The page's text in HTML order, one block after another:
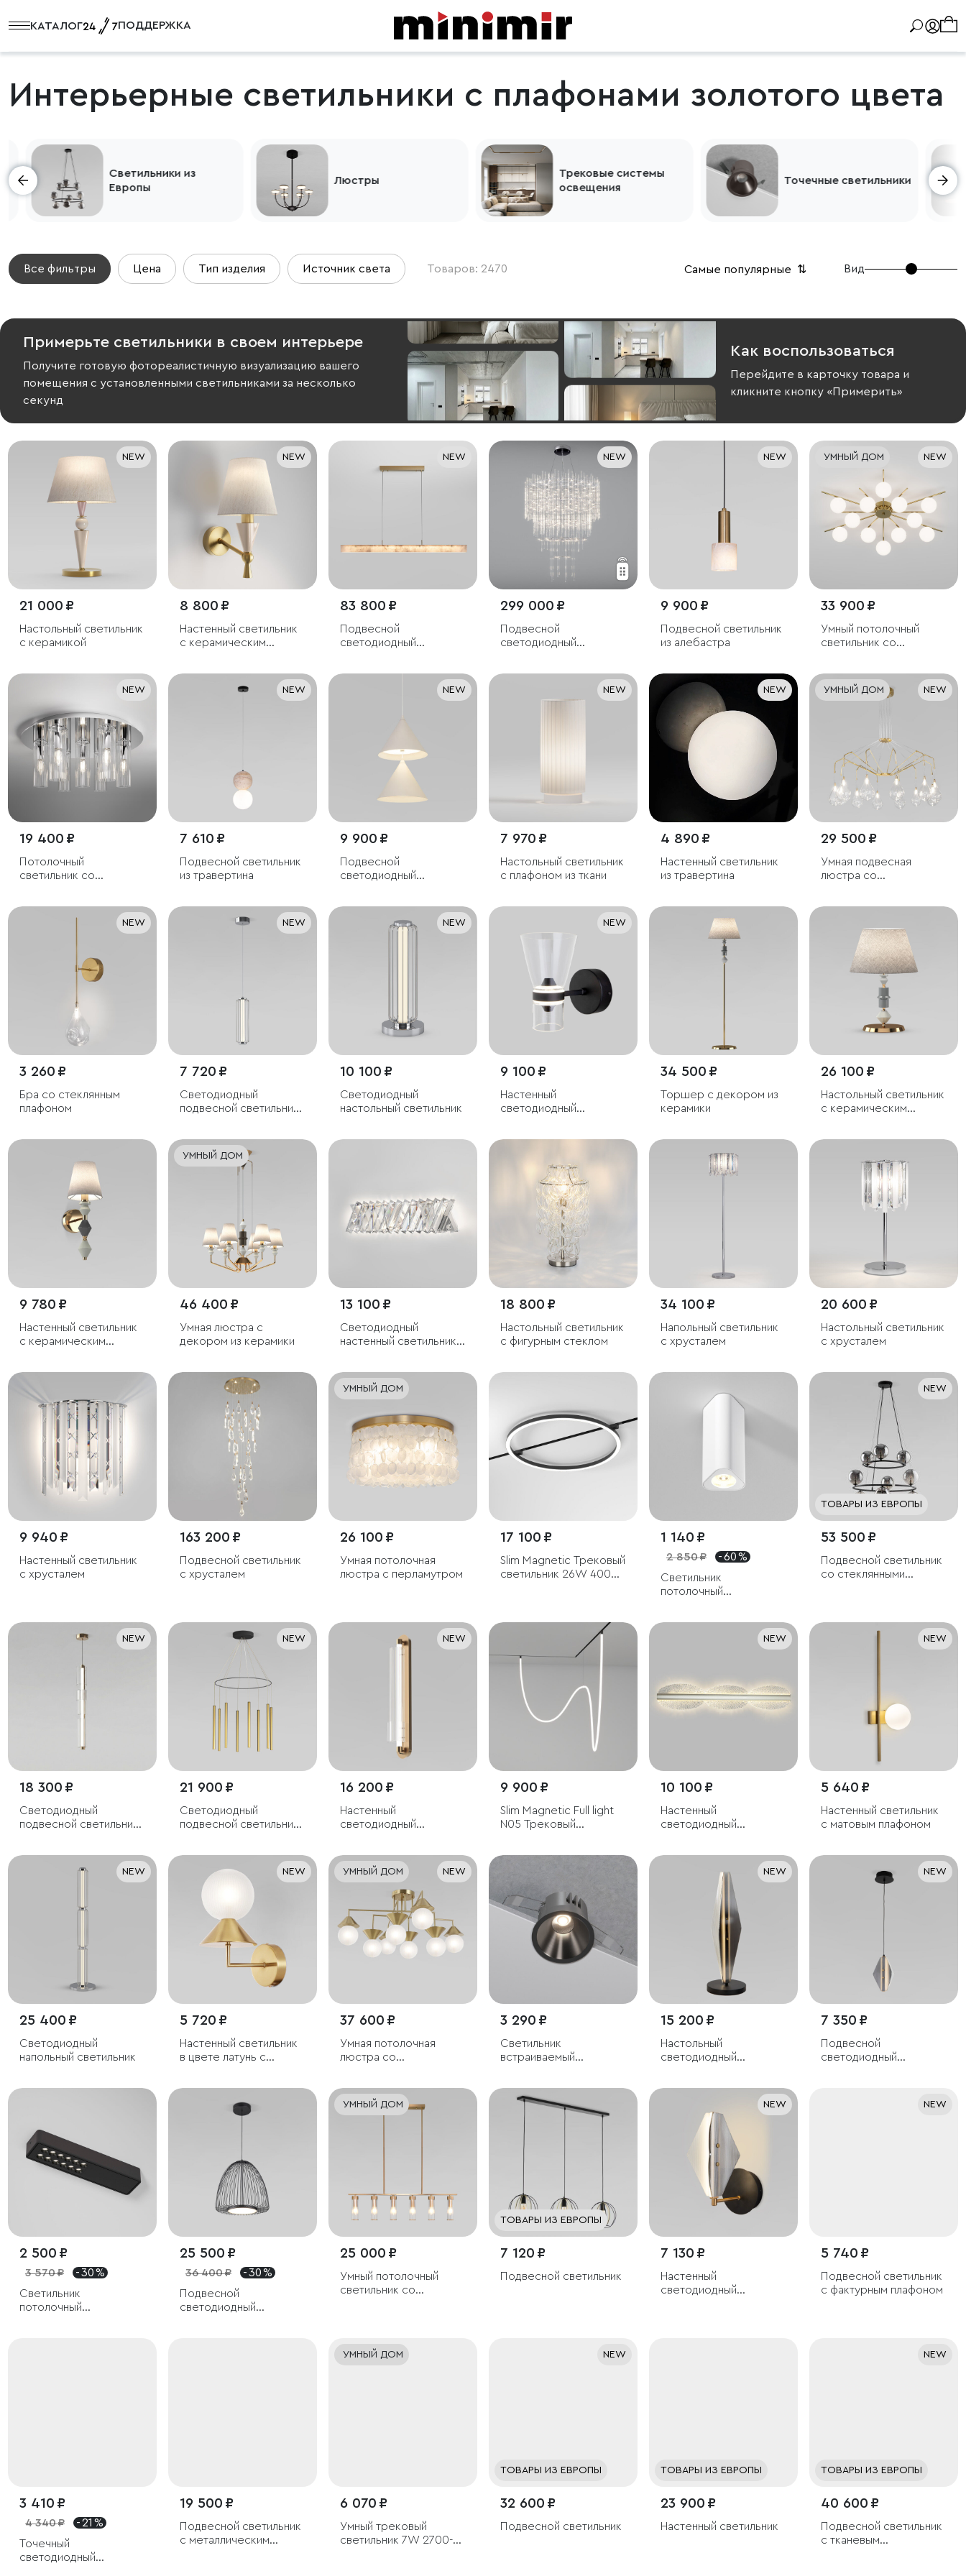
КАТАЛОГ ПОДДЕРЖКА
Интерьерные светильники с плафонами золотого цвета
Светильники из
Европы
Люстры
Трековые системы
освещения
Точечные светильники
Все фильтры Цена Тип изделия Источник света Товаров: 2470 Самые популярные ⇅ Вид
Примерьте светильники в своем интерьере
Получите готовую фотореалистичную визуализацию вашего
помещения с установленными светильниками за несколько
секунд
Как воспользоваться
Перейдите в карточку товара и
кликните кнопку «Примерить»
NEW
21 000 ₽
Настольный светильник
с керамикой
NEW
8 800 ₽
Настенный светильник
с керамическим
NEW
83 800 ₽
Подвесной
светодиодный
NEW
299 000 ₽
Подвесной
светодиодный
NEW
9 900 ₽
Подвесной светильник
из алебастра
УМНЫЙ ДОМ NEW
33 900 ₽
Умный потолочный
светильник со
лампочку G9
NEW
19 400 ₽
Потолочный
светильник со
NEW
7 610 ₽
Подвесной светильник
из травертина
NEW
9 900 ₽
Подвесной
светодиодный
NEW
7 970 ₽
Настольный светильник
с плафоном из ткани
NEW
4 890 ₽
Настенный светильник
из травертина
УМНЫЙ ДОМ NEW
29 500 ₽
Умная подвесная
люстра со
NEW
3 260 ₽
Бра со стеклянным
плафоном
NEW
7 720 ₽
Светодиодный
подвесной светильник
NEW
10 100 ₽
Светодиодный
настольный светильник
NEW
9 100 ₽
Настенный
светодиодный
34 500 ₽
Торшер с декором из
керамики
26 100 ₽
Настольный светильник
с керамическим
9 780 ₽
Настенный светильник
с керамическим
УМНЫЙ ДОМ
46 400 ₽
Умная люстра с
декором из керамики
13 100 ₽
Светодиодный
настенный светильник с
18 800 ₽
Настольный светильник
с фигурным стеклом
34 100 ₽
Напольный светильник
с хрусталем
20 600 ₽
Настольный светильник
с хрусталем
9 940 ₽
Настенный светильник
с хрусталем
163 200 ₽
Подвесной светильник
с хрусталем
УМНЫЙ ДОМ
26 100 ₽
Умная потолочная
люстра с перламутром
17 100 ₽
Slim Magnetic Трековый
светильник 26W 4000K
1 140 ₽
2 850 ₽
- 60 %
Светильник
потолочный
NEW
ТОВАРЫ ИЗ ЕВРОПЫ
53 500 ₽
Подвесной светильник
со стеклянными
NEW
18 300 ₽
Светодиодный
подвесной светильник
2700/3000/4200 К
NEW
21 900 ₽
Светодиодный
подвесной светильник
NEW
16 200 ₽
Настенный
светодиодный
цветовой температуры
2700/3000/4200 К
9 900 ₽
Slim Magnetic Full light
N05 Трековый
NEW
10 100 ₽
Настенный
светодиодный
NEW
5 640 ₽
Настенный светильник
с матовым плафоном
NEW
25 400 ₽
Светодиодный
напольный светильник
NEW
5 720 ₽
Настенный светильник
в цвете латунь с
УМНЫЙ ДОМ NEW
37 600 ₽
Умная потолочная
люстра со
3 290 ₽
Светильник
встраиваемый
NEW
15 200 ₽
Настольный
светодиодный
NEW
7 350 ₽
Подвесной
светодиодный
2 500 ₽
3 570 ₽
- 30 %
Светильник
потолочный
25 500 ₽
36 400 ₽
- 30 %
Подвесной
светодиодный
УМНЫЙ ДОМ
25 000 ₽
Умный потолочный
светильник со
ТОВАРЫ ИЗ ЕВРОПЫ
7 120 ₽
Подвесной светильник
NEW
7 130 ₽
Настенный
светодиодный
NEW
5 740 ₽
Подвесной светильник
с фактурным плафоном
3 410 ₽
4 340 ₽
- 21 %
Точечный
светодиодный
19 500 ₽
Подвесной светильник
с металлическим
УМНЫЙ ДОМ
6 070 ₽
Умный трековый
светильник 7W 2700-
NEW
ТОВАРЫ ИЗ ЕВРОПЫ
32 600 ₽
Подвесной светильник
ТОВАРЫ ИЗ ЕВРОПЫ
23 900 ₽
Настенный светильник
NEW
ТОВАРЫ ИЗ ЕВРОПЫ
40 600 ₽
Подвесной светильник
с тканевым